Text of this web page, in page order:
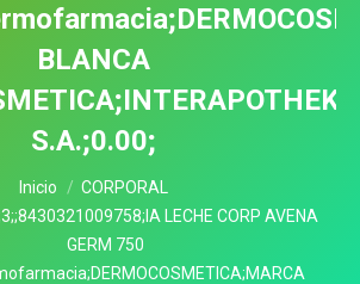
BLANCA
S.A.;0.00;
Inicio
CORPORAL
LECHE CORP AVENA
GERM 750